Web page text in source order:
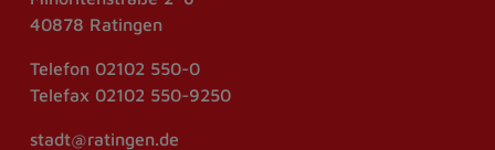
40878 Ratingen
Telefon 02102 550-0
Telefax 02102 550-9250
stadt@ratingen.de